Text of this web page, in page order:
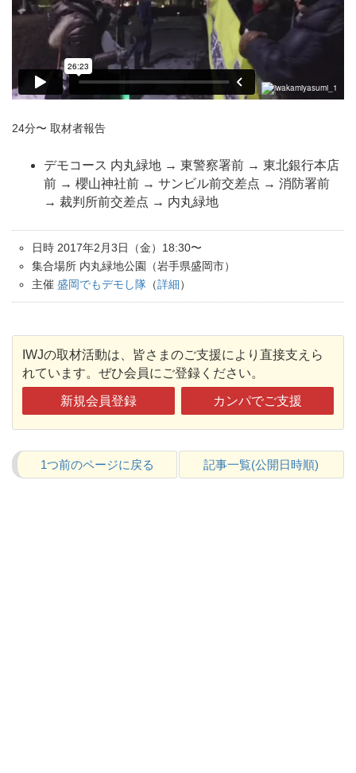
24分〜 取材者報告
デモコース 内丸緑地 → 東警察署前 → 東北銀行本店
前 → 櫻山神社前 → サンビル前交差点 → 消防署前
→ 裁判所前交差点 → 内丸緑地
日時 2017年2月3日（金）18:30〜
集合場所 内丸緑地公園（岩手県盛岡市）
主催 盛岡でもデモし隊 （詳細）
IWJの取材活動は、皆さまのご支援により直接支えら
れています。ぜひ会員にご登録ください。
新規会員登録 カンパでご支援
1つ前のページに戻る 記事一覧(公開日時順)